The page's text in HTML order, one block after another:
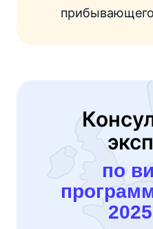
по